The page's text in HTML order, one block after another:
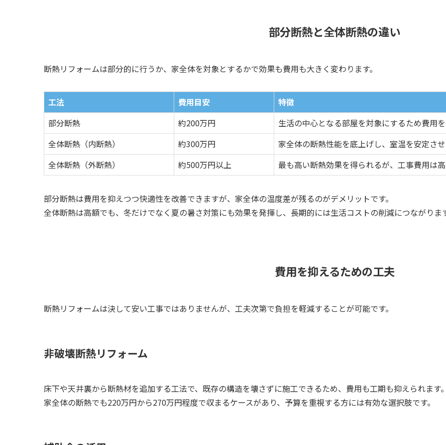
部分断熱と全体断熱の違い
断熱リフォームは部分的に行うか、家全体を対象とするかで効果も費用も大きく変わります。
工法 費用目安
特徴
部分断熱
約200万円
生活の中心となる部屋を対象にするため費用
全体断熱（内断熱）
約300万円
家全体の断熱性能を底上げし、室温を安定さ
全体断熱（外断熱）
約500万円以上 最も高い断熱効果を得られるが、工事費用は
部分断熱は費用を抑えつつ快適性を改善できますが、家全体の温度差が残るのがデメリットです。
全体断熱は高額でも、冬だけでなく夏の暑さ対策にも効果を発揮し、長期的には生活コストの削減につながりま
費用を抑えるための工夫
断熱リフォームは決して安い工事ではありませんが、工夫次第で負担を軽減することが可能です。
非破壊断熱リフォーム
床下や天井裏から断熱材を追加する工法で、既存の構造を壊さずに施工できるため、費用も工期も抑えられます
家全体の断熱でも220万円から270万円程度で収まるケースがあり、予算を重視する方には有効な選択肢です。